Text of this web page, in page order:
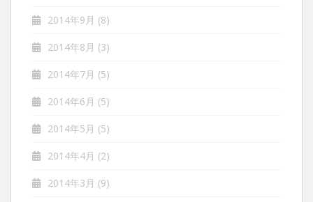
2014年9月 (8)
2014年8月 (3)
2014年7月 (5)
2014年6月 (5)
2014年5月 (5)
2014年4月 (2)
2014年3月 (9)